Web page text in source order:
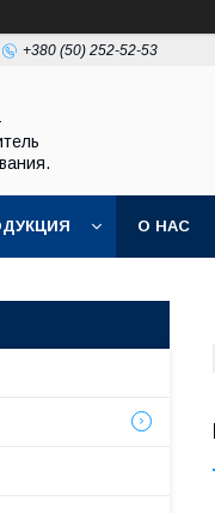
+380 (50) 252-52-53
О НАС